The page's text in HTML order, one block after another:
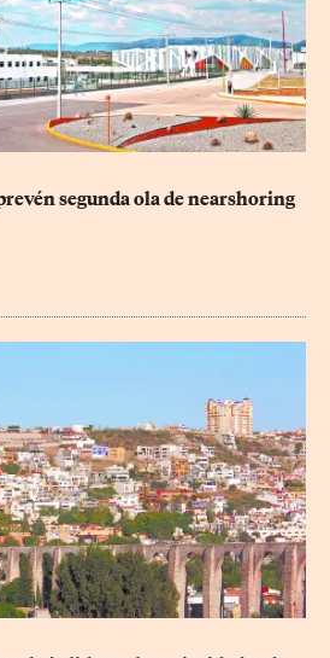
segunda ola de nearshoring